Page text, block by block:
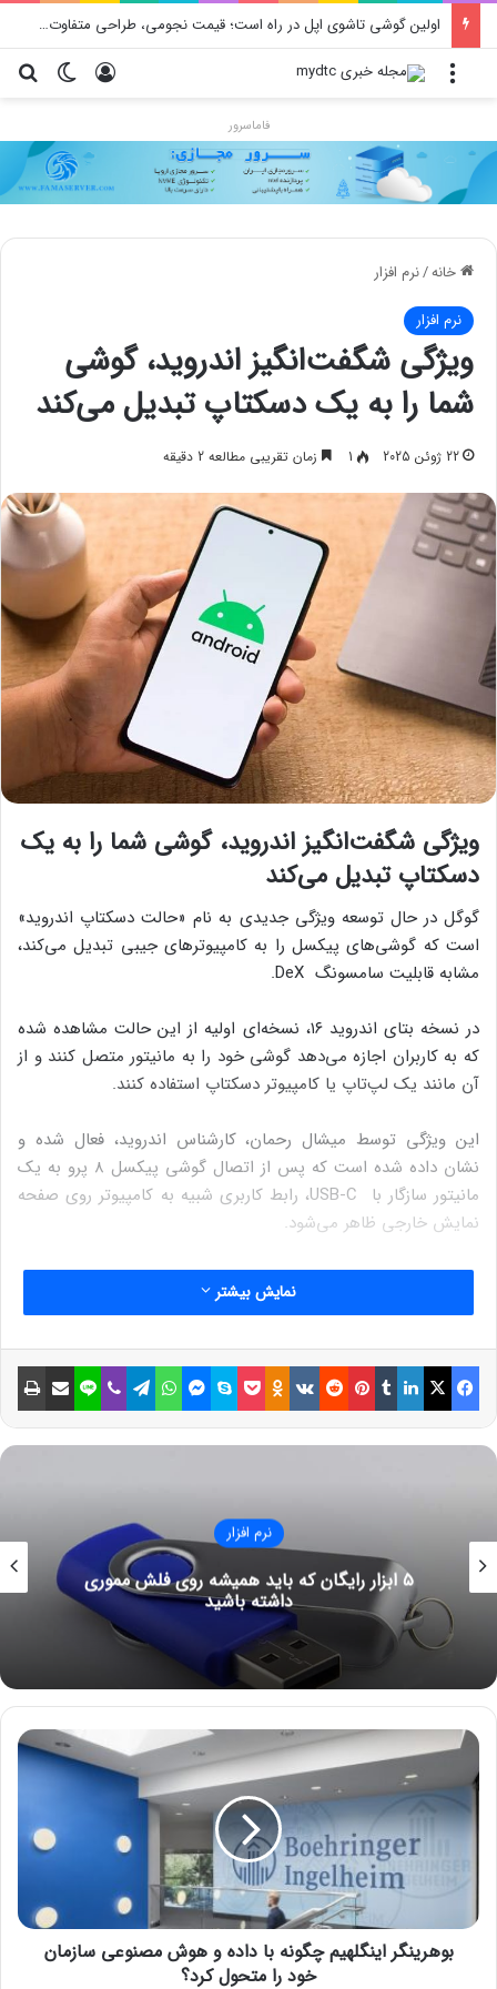
اولین گوشی تاشوی اپل در راه است؛ قیمت نجومی، طراحی متفاوت و زمان رونمایی احتمالی
تغییر ورود منو
فاماسرور
خانه/نرم افزار
نرم افزار
ویژگی شگفت‌انگیز اندروید، گوشی
شما را به یک دسکتاپ تبدیل می‌کند
22 ژوئن 2025 1 زمان تقریبی مطالعه 2 دقیقه
ویژگی شگفت‌انگیز اندروید، گوشی شما را به یک
دسکتاپ تبدیل می‌کند
گوگل در حال توسعه ویژگی جدیدی به نام «حالت دسکتاپ اندروید»
است که گوشی‌های پیکسل را به کامپیوترهای جیبی تبدیل می‌کند،
مشابه قابلیت سامسونگ DeX.
در نسخه بتای اندروید ۱۶، نسخه‌ای اولیه از این حالت مشاهده شده
که به کاربران اجازه می‌دهد گوشی خود را به مانیتور متصل کنند و از
آن مانند یک لپ‌تاپ یا کامپیوتر دسکتاپ استفاده کنند.
این ویژگی توسط میشال رحمان، کارشناس اندروید، فعال شده و
نشان داده شده است که پس از اتصال گوشی پیکسل 8 پرو به یک
مانیتور سازگار با USB-C، رابط کاربری شبیه به کامپیوتر روی صفحه
نمایش خارجی ظاهر می‌شود.
رابط کاربری شامل نوار وضعیت در بالا برای نمایش وای‌فای و قدرت
سیگنال و یک نوار وظیفه در پایین است که امکان پین کردن برنامه‌ها
یک منوی برنامه شبیه منوی استارت ویندوز دارد و دکمه‌های ناوبری
اندروید در انتهای راست آن قرار گرفته‌اند.
که تجربه‌ای مشابه تبلت‌های اندرویدی ارائه می‌دهد، اما امکاناتی
مانند چسباندن پنجره‌ها به سمت چپ یا راست صفحه، مشابه
ویندوز، نیز وجود دارد.
نوشته های مشابه
آموزش تهیه صورت سود و زیان در
دوره رایگان حسابداری مقدماتی
14 نوامبر 2021
چطور اپلیکیشن‌ها را در آیفون
مخفی کنیم؟
8 می 2021
در نسخه‌های قبلی، این قابلیت فقط اجازه نمایش پنجره‌های قابل
تغییر اندازه روی صفحه بزرگ‌تر را می‌داد، اما گوگل اخیراً امکاناتی
نمایش بیشتر
فیسبوک ایکس لینکداین تامبلر پینتریست Reddit
VKontakte
Odnoklassniki پاکت اسکایپ مسنجر واتس آپ تلگرام وایبر لاین اشتراک گذاری با ایمیل
نرم افزار
چت‌جی‌پی‌تی پردانلودترین اپلیکیشن اپل در ایالات
متحده در سال ۲۰۲۵
ب
ه
ر
ا
بوهرینگر اینگلهیم چگونه با داده و هوش مصنوعی سازمان
خود را متحول کرد؟